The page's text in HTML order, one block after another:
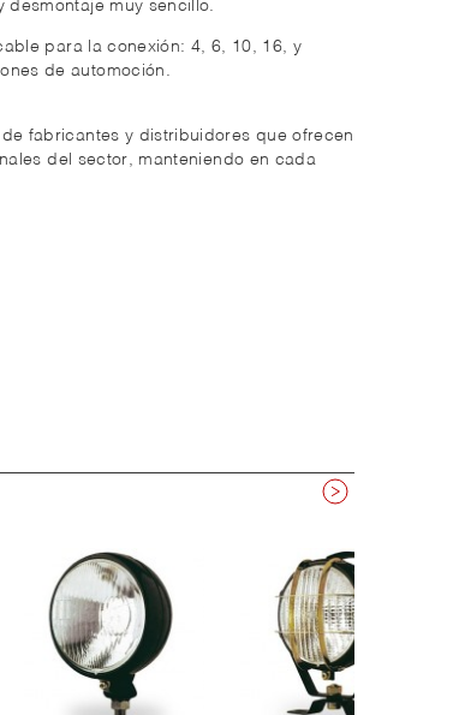
desmontaje muy sencillo.
para la conexión: 4, 6, 10, 16, y
de automoción.
fabricantes y distribuidores que ofrecen
del sector, manteniendo en cada